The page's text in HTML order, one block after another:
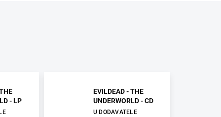
- LP
EVILDEAD - THE
UNDERWORLD - CD
U DODAVATELE